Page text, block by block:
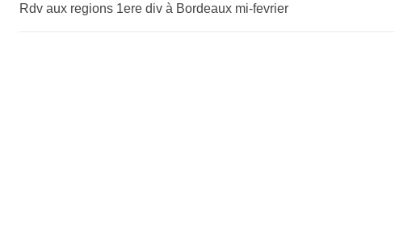
Rdv aux regions 1ere div à Bordeaux mi-fevrier